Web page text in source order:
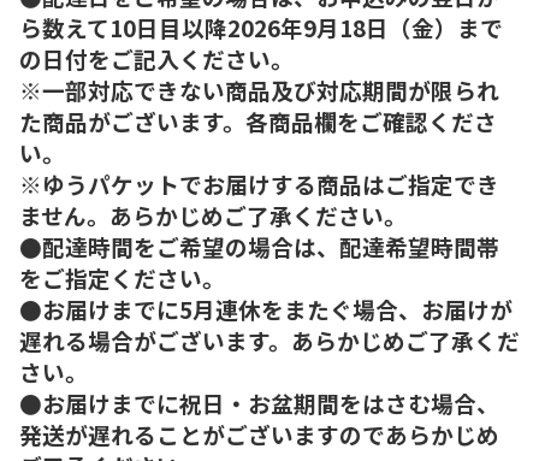
ら数えて10日目以降2026年9月18日（金）まで
の日付をご記入ください。
※一部対応できない商品及び対応期間が限られ
た商品がございます。各商品欄をご確認くださ
い。
※ゆうパケットでお届けする商品はご指定でき
ません。あらかじめご了承ください。
●配達時間をご希望の場合は、配達希望時間帯
をご指定ください。
●お届けまでに5月連休をまたぐ場合、お届けが
遅れる場合がございます。あらかじめご了承くだ
さい。
●お届けまでに祝日・お盆期間をはさむ場合、
発送が遅れることがございますのであらかじめ